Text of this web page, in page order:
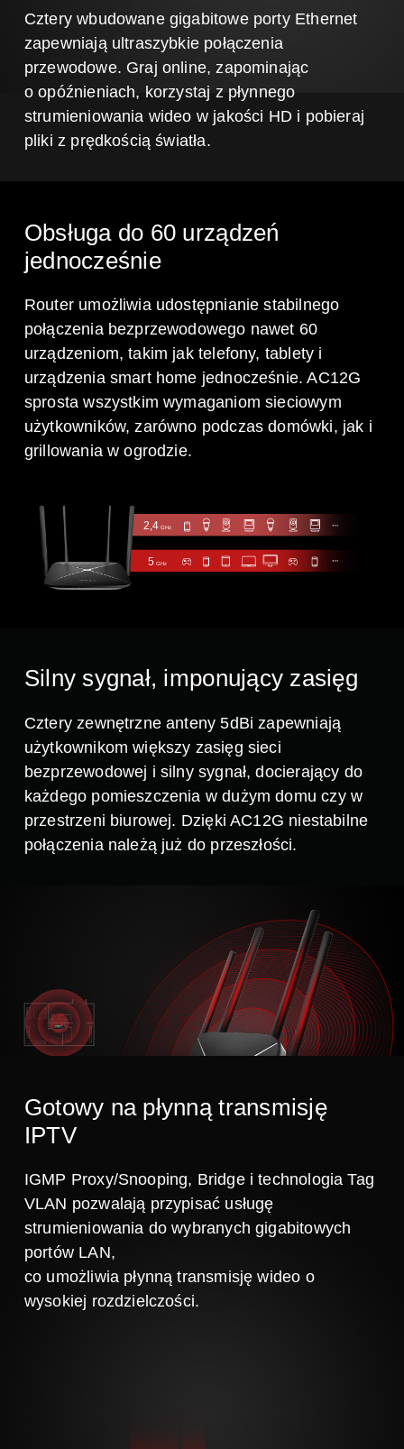
Cztery wbudowane gigabitowe porty Ethernet
zapewniają ultraszybkie połączenia
przewodowe. Graj online, zapominając
o opóźnieniach, korzystaj z płynnego
strumieniowania wideo w jakości HD i pobieraj
pliki z prędkością światła.
Obsługa do 60 urządzeń
jednocześnie
Router umożliwia udostępnianie stabilnego
połączenia bezprzewodowego nawet 60
urządzeniom, takim jak telefony, tablety i
urządzenia smart home jednocześnie. AC12G
sprosta wszystkim wymaganiom sieciowym
użytkowników, zarówno podczas domówki, jak i
grillowania w ogrodzie.
2,4 GHz
5 GHz
Silny sygnał, imponujący zasięg
Cztery zewnętrzne anteny 5dBi zapewniają
użytkownikom większy zasięg sieci
bezprzewodowej i silny sygnał, docierający do
każdego pomieszczenia w dużym domu czy w
przestrzeni biurowej. Dzięki AC12G niestabilne
połączenia należą już do przeszłości.
Gotowy na płynną transmisję
IPTV
IGMP Proxy/Snooping, Bridge i technologia Tag
VLAN pozwalają przypisać usługę
strumieniowania do wybranych gigabitowych
portów LAN,
co umożliwia płynną transmisję wideo o
wysokiej rozdzielczości.